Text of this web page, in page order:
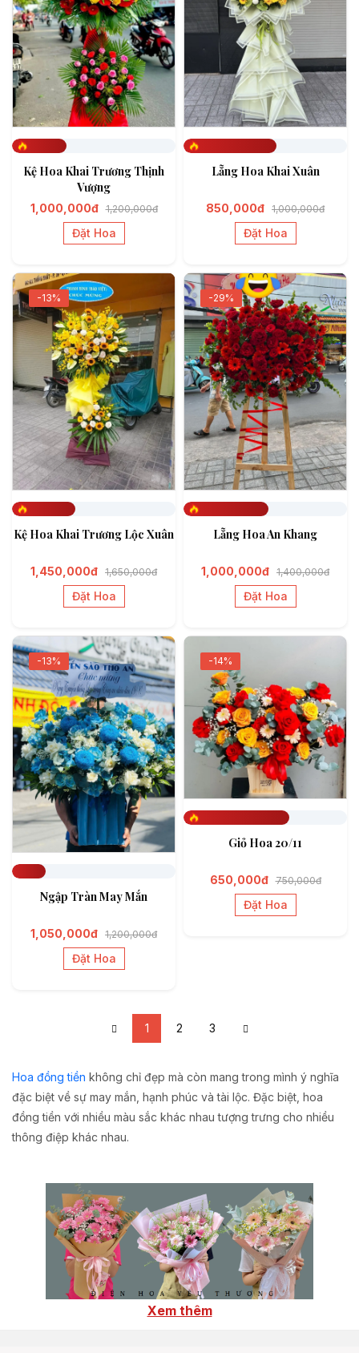
Kệ Hoa Khai Trương Thịnh
Vượng
1,000,000đ 1,200,000đ
Đặt Hoa
Lẵng Hoa Khai Xuân
850,000đ 1,000,000đ
Đặt Hoa
-13%
Kệ Hoa Khai Trương Lộc Xuân
1,450,000đ 1,650,000đ
Đặt Hoa
-29%
Lẵng Hoa An Khang
1,000,000đ 1,400,000đ
Đặt Hoa
-13%
Ngập Tràn May Mắn
1,050,000đ 1,200,000đ
Đặt Hoa
-14%
Giỏ Hoa 20/11
650,000đ 750,000đ
Đặt Hoa
1 2 3
Hoa đồng tiền không chỉ đẹp mà còn mang trong mình ý nghĩa
đặc biệt về sự may mắn, hạnh phúc và tài lộc. Đặc biệt, hoa
đồng tiền với nhiều màu sắc khác nhau tượng trưng cho nhiều
thông điệp khác nhau.
Xem thêm